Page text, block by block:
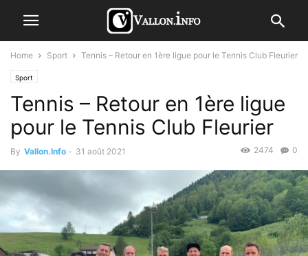
Home Sport Tennis – Retour en 1ère ligue pour le Tennis Club Fleurier
Sport
Tennis – Retour en 1ère ligue
pour le Tennis Club Fleurier
By Vallon.Info - 31 août 2021 0
2474